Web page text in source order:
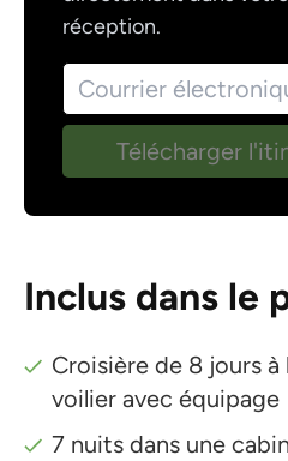
réception.
Télécharger
Inclus dans le
Croisière de 8 jours
voilier avec équipage
7 nuits dans une